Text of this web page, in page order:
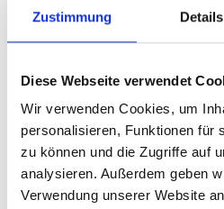
Zustimmung Details
Diese Webseite verwendet
Wir verwenden Cookies, um
personalisieren, Funktionen für
zu können und die Zugriffe auf
analysieren. Außerdem geben
Verwendung unserer Website